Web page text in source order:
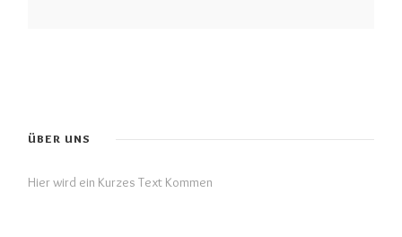
ÜBER UNS
Hier wird ein Kurzes Text Kommen